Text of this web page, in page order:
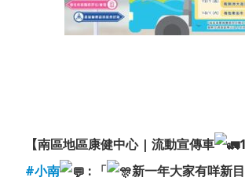
【南區地區康健中心 | 流動宣傳車
#小南
: 「 新一年大家有咩新